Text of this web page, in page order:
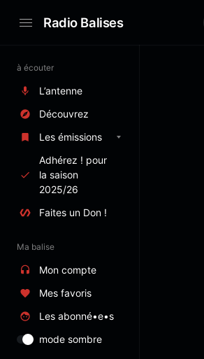
Radio Balises
à écouter
L’antenne
Découvrez
Les émissions
Adhérez ! pour
la saison
2025/26
Faites un Don !
Ma balise
Mon compte
Mes favoris
Les abonné•e•s
mode sombre